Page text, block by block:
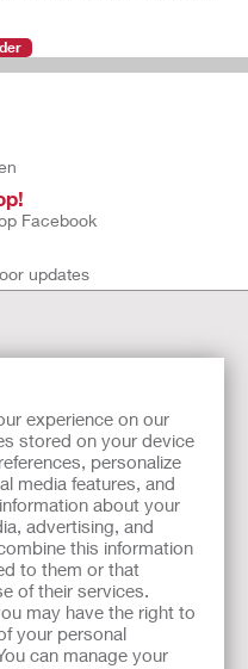
experience on our
stored on your device
personalize
media features, and
about your
advertising, and
this information
to them or that
of their services.
may have the right to
your personal
can manage your
Facebook
updates
dienen
volgende symbolen